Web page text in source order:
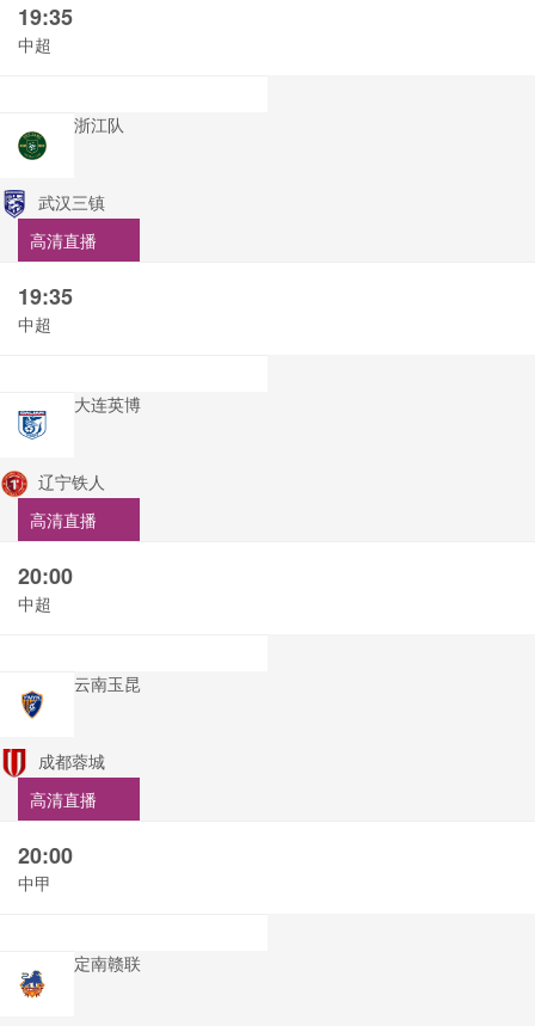
19:35
中超
浙江队
武汉三镇
高清直播
19:35
中超
大连英博
辽宁铁人
高清直播
20:00
中超
云南玉昆
成都蓉城
高清直播
20:00
中甲
定南赣联